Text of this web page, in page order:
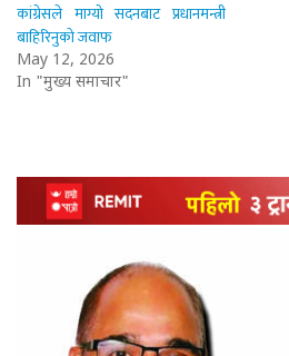
कांग्रेसले माग्यो सदनबाट प्रधानमन्त्री
बाहिरिनुको जवाफ
May 12, 2026
In "मुख्य समाचार"